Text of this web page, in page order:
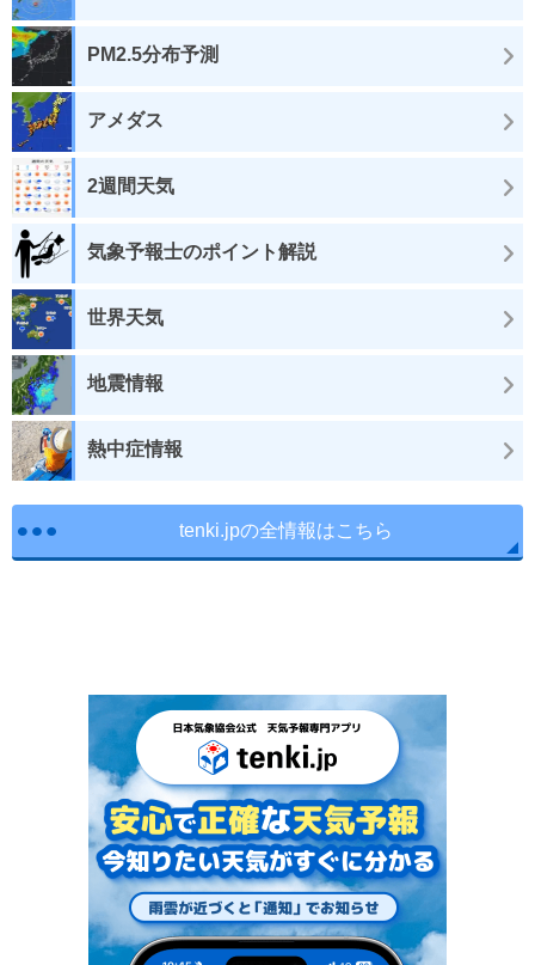
PM2.5分布予測
アメダス
2週間天気
気象予報士のポイント解説
世界天気
地震情報
熱中症情報
tenki.jpの全情報はこちら